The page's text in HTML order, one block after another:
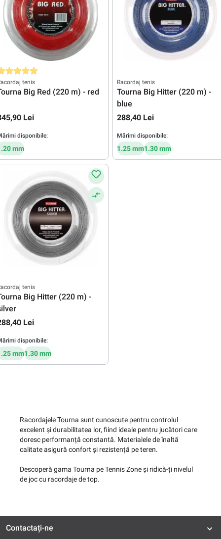
medie de 5 din 5 stele
tenis
Big Red (220 m) - red
Lei
disponibile:
mm
Racordaj tenis
Tourna Big Hitter (220 m) -
blue
288,40 Lei
Mărimi disponibile:
1.25 mm1.30 mm
tenis
Big Hitter (220 m) -
Lei
disponibile:
mm1.30 mm
Racordajele Tourna sunt cunoscute pentru controlul
excelent și durabilitatea lor, fiind ideale pentru jucători care
doresc performanță constantă. Materialele de înaltă
calitate asigură confort și rezistență pe teren.
Descoperă gama Tourna pe Tennis Zone și ridică-ți nivelul
de joc cu racordaje de top.
Contactați-ne